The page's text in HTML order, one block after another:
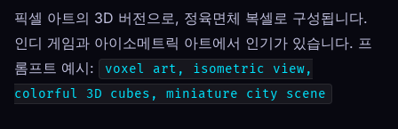
픽셀 아트의 3D 버전으로, 정육면체 복셀로 구성됩니다.
인디 게임과 아이소메트릭 아트에서 인기가 있습니다. 프
롬프트 예시:
voxel art, isometric view,
colorful 3D cubes, miniature city scene